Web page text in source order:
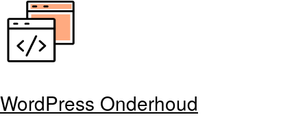
WordPress Onderhoud